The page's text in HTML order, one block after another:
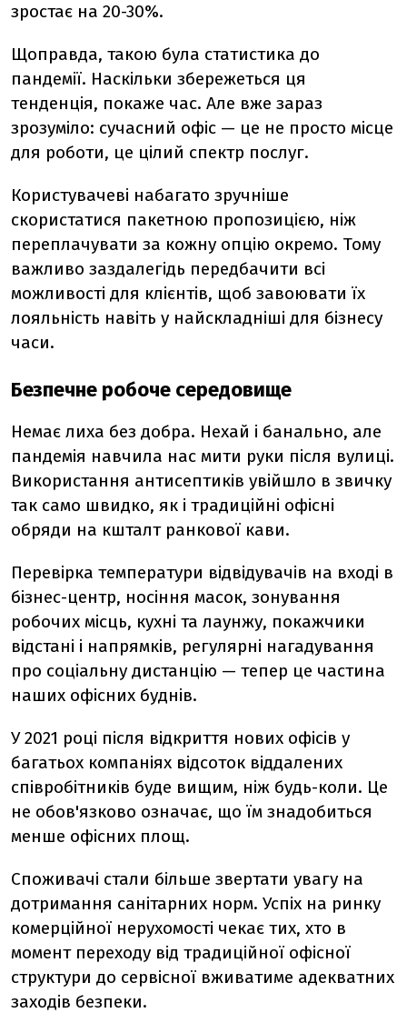
зростає на 20-30%.
Щоправда, такою була статистика до
пандемії. Наскільки збережеться ця
тенденція, покаже час. Але вже зараз
зрозуміло: сучасний офіс — це не просто місце
для роботи, це цілий спектр послуг.
Користувачеві набагато зручніше
скористатися пакетною пропозицією, ніж
переплачувати за кожну опцію окремо. Тому
важливо заздалегідь передбачити всі
можливості для клієнтів, щоб завоювати їх
лояльність навіть у найскладніші для бізнесу
часи.
Безпечне робоче середовище
Немає лиха без добра. Нехай і банально, але
пандемія навчила нас мити руки після вулиці.
Використання антисептиків увійшло в звичку
так само швидко, як і традиційні офісні
обряди на кшталт ранкової кави.
Перевірка температури відвідувачів на вході в
бізнес-центр, носіння масок, зонування
робочих місць, кухні та лаунжу, покажчики
відстані і напрямків, регулярні нагадування
про соціальну дистанцію — тепер це частина
наших офісних буднів.
У 2021 році після відкриття нових офісів у
багатьох компаніях відсоток віддалених
співробітників буде вищим, ніж будь-коли. Це
не обов'язково означає, що їм знадобиться
менше офісних площ.
Споживачі стали більше звертати увагу на
дотримання санітарних норм. Успіх на ринку
комерційної нерухомості чекає тих, хто в
момент переходу від традиційної офісної
структури до сервісної вживатиме адекватних
заходів безпеки.